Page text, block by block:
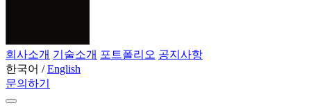
회사소개 기술소개 포트폴리오 공지사항
한국어 / English
문의하기